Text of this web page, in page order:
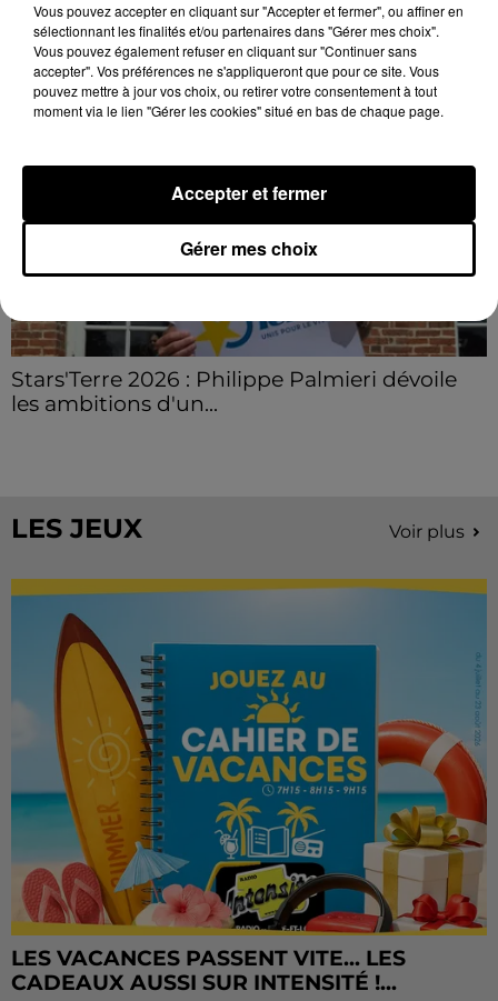
LE GRAND FORMAT Voir plus
Stars'Terre 2026 : Philippe Palmieri dévoile
les ambitions d'un...
LES JEUX Voir plus
LES VACANCES PASSENT VITE... LES
CADEAUX AUSSI SUR INTENSITÉ !...
Vous pouvez accepter en cliquant sur "Accepter et fermer", ou affiner en
sélectionnant les finalités et/ou partenaires dans "Gérer mes choix".
Vous pouvez également refuser en cliquant sur "Continuer sans
accepter". Vos préférences ne s'appliqueront que pour ce site. Vous
pouvez mettre à jour vos choix, ou retirer votre consentement à tout
moment via le lien "Gérer les cookies" situé en bas de chaque page.
Gérer mes choix
Accepter et fermer